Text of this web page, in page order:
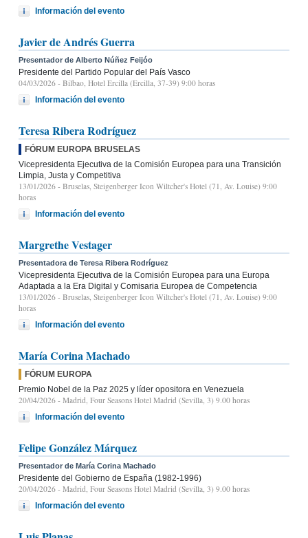
Información del evento
Javier de Andrés Guerra
Presentador de Alberto Núñez Feijóo
Presidente del Partido Popular del País Vasco
04/03/2026 - Bilbao, Hotel Ercilla (Ercilla, 37-39) 9:00 horas
Información del evento
Teresa Ribera Rodríguez
FÓRUM EUROPA BRUSELAS
Vicepresidenta Ejecutiva de la Comisión Europea para una Transición
Limpia, Justa y Competitiva
13/01/2026 - Bruselas, Steigenberger Icon Wiltcher's Hotel (71, Av. Louise) 9:00
horas
Información del evento
Margrethe Vestager
Presentadora de Teresa Ribera Rodríguez
Vicepresidenta Ejecutiva de la Comisión Europea para una Europa
Adaptada a la Era Digital y Comisaria Europea de Competencia
13/01/2026 - Bruselas, Steigenberger Icon Wiltcher's Hotel (71, Av. Louise) 9:00
horas
Información del evento
María Corina Machado
FÓRUM EUROPA
Premio Nobel de la Paz 2025 y líder opositora en Venezuela
20/04/2026 - Madrid, Four Seasons Hotel Madrid (Sevilla, 3) 9.00 horas
Información del evento
Felipe González Márquez
Presentador de María Corina Machado
Presidente del Gobierno de España (1982-1996)
20/04/2026 - Madrid, Four Seasons Hotel Madrid (Sevilla, 3) 9.00 horas
Información del evento